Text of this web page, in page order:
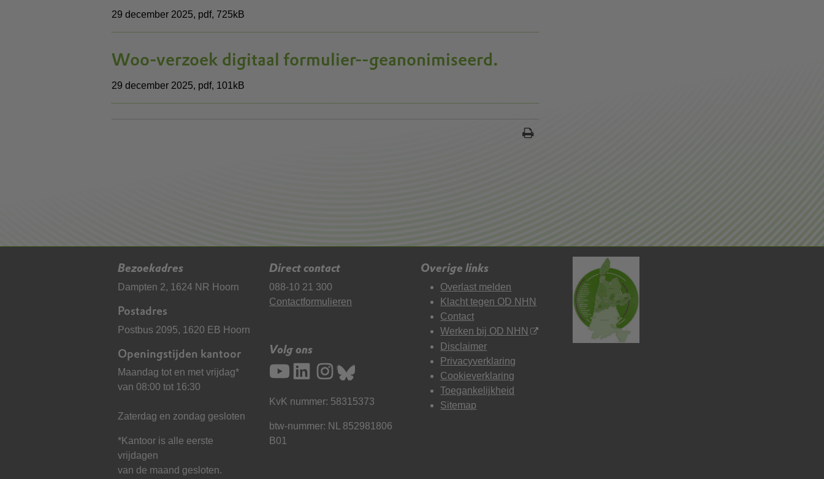
29 december 2025, pdf, 725kB
Woo-verzoek digitaal formulier--geanonimiseerd.
29 december 2025, pdf, 101kB
Bezoekadres
Dampten 2, 1624 NR Hoorn
Postadres
Postbus 2095, 1620 EB Hoorn
Openingstijden kantoor
Maandag tot en met vrijdag*
van 08:00 tot 16:30
Zaterdag en zondag gesloten
*Kantoor is alle eerste
vrijdagen
van de maand gesloten.
Direct contact
088-10 21 300
Contactformulieren
Volg ons
KvK nummer: 58315373
btw-nummer: NL 852981806
B01
Overige links
Overlast melden
Klacht tegen OD NHN
Contact
Werken bij OD NHN
Disclaimer
Privacyverklaring
Cookieverklaring
Toegankelijkheid
Sitemap